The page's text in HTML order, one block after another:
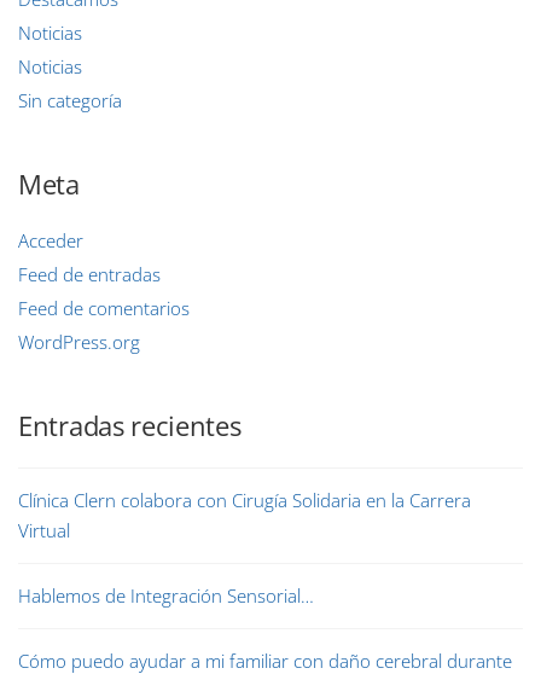
Noticias
Noticias
Sin categoría
Meta
Acceder
Feed de entradas
Feed de comentarios
WordPress.org
Entradas recientes
Clínica Clern colabora con Cirugía Solidaria en la Carrera
Virtual
Hablemos de Integración Sensorial…
Cómo puedo ayudar a mi familiar con daño cerebral durante